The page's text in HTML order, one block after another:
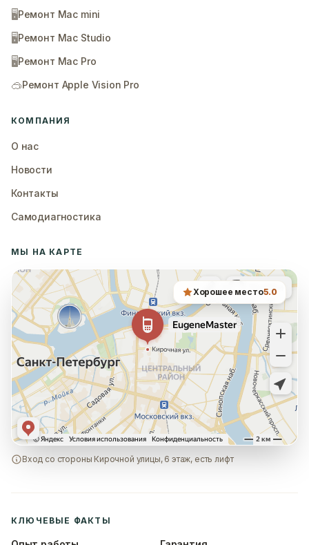
🖥️Ремонт Mac mini
🖥️Ремонт Mac Studio
🖥️Ремонт Mac Pro
🥽Ремонт Apple Vision Pro
КОМПАНИЯ
О нас
Новости
Контакты
Самодиагностика
МЫ НА КАРТЕ
Хорошее место5.0
Вход со стороны Кирочной улицы, 6 этаж, есть лифт
КЛЮЧЕВЫЕ ФАКТЫ